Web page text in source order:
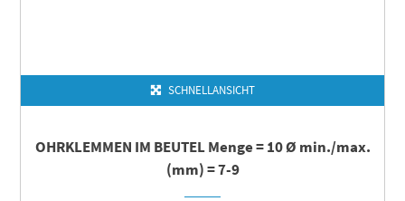
SCHNELLANSICHT
OHRKLEMMEN IM BEUTEL Menge = 10 Ø min./max.
(mm) = 7-9